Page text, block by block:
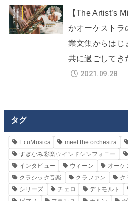
【The Artist’s
かオーケストラ
業文集からはじ
共に過ごしてき
2021.09.28
タグ
EduMusica meet the orchestra
すぎなみ彩楽ウインドシンフォニー
インタビュー
ウィーン オーケ
クラシック音楽
クラファン ク
シリーズ
チェロ デトモルト